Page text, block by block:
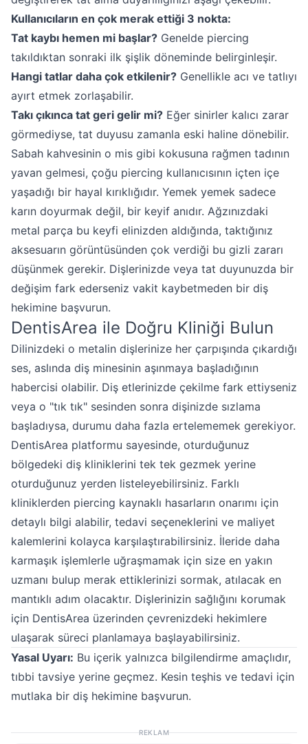
Kullanıcıların en çok merak ettiği 3 nokta:
Tat kaybı hemen mi başlar? Genelde piercing
takıldıktan sonraki ilk şişlik döneminde belirginleşir.
Hangi tatlar daha çok etkilenir? Genellikle acı ve tatlıyı
ayırt etmek zorlaşabilir.
Takı çıkınca tat geri gelir mi? Eğer sinirler kalıcı zarar
görmediyse, tat duyusu zamanla eski haline dönebilir.
Sabah kahvesinin o mis gibi kokusuna rağmen tadının
yavan gelmesi, çoğu piercing kullanıcısının içten içe
yaşadığı bir hayal kırıklığıdır. Yemek yemek sadece
karın doyurmak değil, bir keyif anıdır. Ağzınızdaki
metal parça bu keyfi elinizden aldığında, taktığınız
aksesuarın görüntüsünden çok verdiği bu gizli zararı
düşünmek gerekir. Dişlerinizde veya tat duyunuzda bir
değişim fark ederseniz vakit kaybetmeden bir diş
hekimine başvurun.
DentisArea ile Doğru Kliniği Bulun
Dilinizdeki o metalin dişlerinize her çarpışında çıkardığı
ses, aslında diş minesinin aşınmaya başladığının
habercisi olabilir. Diş etlerinizde çekilme fark ettiyseniz
veya o "tık tık" sesinden sonra dişinizde sızlama
başladıysa, durumu daha fazla ertelememek gerekiyor.
DentisArea platformu sayesinde, oturduğunuz
bölgedeki diş kliniklerini tek tek gezmek yerine
oturduğunuz yerden listeleyebilirsiniz. Farklı
kliniklerden piercing kaynaklı hasarların onarımı için
detaylı bilgi alabilir, tedavi seçeneklerini ve maliyet
kalemlerini kolayca karşılaştırabilirsiniz. İleride daha
karmaşık işlemlerle uğraşmamak için size en yakın
uzmanı bulup merak ettiklerinizi sormak, atılacak en
mantıklı adım olacaktır. Dişlerinizin sağlığını korumak
için DentisArea üzerinden çevrenizdeki hekimlere
ulaşarak süreci planlamaya başlayabilirsiniz.
Yasal Uyarı: Bu içerik yalnızca bilgilendirme amaçlıdır,
tıbbi tavsiye yerine geçmez. Kesin teşhis ve tedavi için
mutlaka bir diş hekimine başvurun.
REKLAM